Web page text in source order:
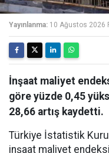
Yayınlanma: 10 Ağustos 2026
İnşaat maliyet
göre yüzde 0,45
28,66 artış kaydetti.
Türkiye İstatistik
inşaat maliyet